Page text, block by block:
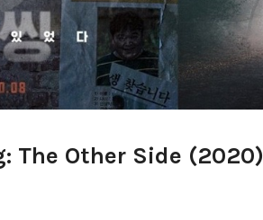
The Other Side (2020)